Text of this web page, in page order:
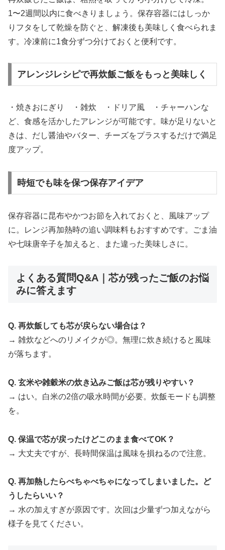
1〜2週間以内に食べきりましょう。保存容器にはしっか
りフタをして乾燥を防ぐと、解凍後も美味しく食べられま
す。冷凍前に1食分ずつ分けておくと便利です。
アレンジレシピで再炊飯ご飯をもっと美味しく
・焼きおにぎり ・雑炊 ・ドリア風 ・チャーハンな
ど、食感を活かしたアレンジが可能です。味が足りないと
きは、だし醤油やバター、チーズをプラスするだけで満足
度アップ。
時短でも味を保つ保存アイデア
保存容器に昆布やかつお節を入れておくと、風味アップ
に。レンジ再加熱時の追い調味料もおすすめです。ごま油
や七味唐辛子を加えると、また違った美味しさに。
よくある質問Q&A｜芯が残ったご飯のお悩
みに答えます
Q. 再炊飯しても芯が戻らない場合は？
→ 雑炊などへのリメイクが◎。無理に炊き続けると風味
が落ちます。
Q. 玄米や雑穀米の炊き込みご飯は芯が残りやすい？
→ はい。白米の2倍の吸水時間が必要。炊飯モードも調整
を。
Q. 保温で芯が戻ったけどこのまま食べてOK？
→ 大丈夫ですが、長時間保温は風味を損ねるので注意。
Q. 再加熱したらべちゃべちゃになってしまいました。ど
うしたらいい？
→ 水の加えすぎが原因です。次回は少量ずつ加えながら
様子を見てください。